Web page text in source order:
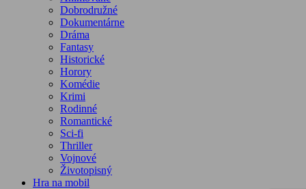
Dobrodružné
Dokumentárne
Dráma
Fantasy
Historické
Horory
Komédie
Krimi
Rodinné
Romantické
Sci-fi
Thriller
Vojnové
Životopisný
Hra na mobil